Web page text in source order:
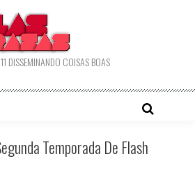
DISSEMINANDO COISAS BOAS
Temporada De Flash